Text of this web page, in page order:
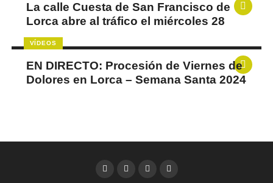
La calle Cuesta de San Francisco de
Lorca abre al tráfico el miércoles 28
VÍDEOS
EN DIRECTO: Procesión de Viernes de
Dolores en Lorca – Semana Santa 2024